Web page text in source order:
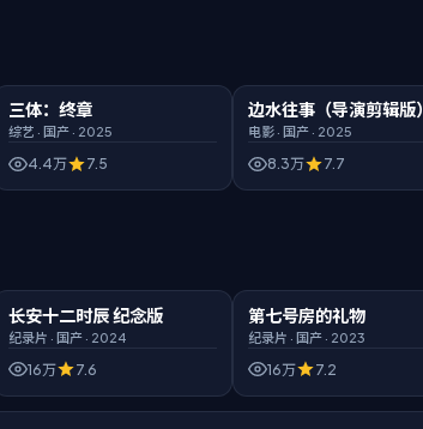
三体：终章
综艺 · 国产 · 2025
4.4万 7.5
边水往事（导演剪辑版）
电影 · 国产 · 2025
8.3万 7.7
热门
长安十二时辰 纪念版
纪录片 · 国产 · 2024
16万 7.6
热门
第七号房的礼物
纪录片 · 国产 · 2023
16万 7.2